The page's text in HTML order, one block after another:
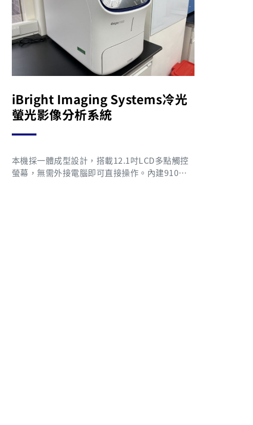
iBright Imaging Systems冷光
螢光影像分析系統
本機採一體成型設計，搭載12.1吋LCD多點觸控
螢幕，無需外接電腦即可直接操作。內建910萬